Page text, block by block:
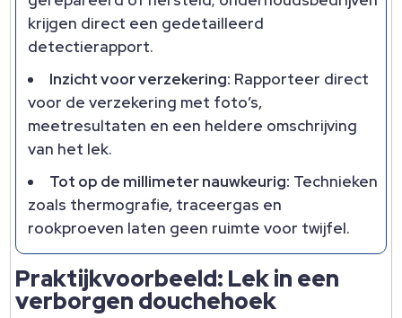
krijgen direct een gedetailleerd
detectierapport.
Inzicht voor verzekering: Rapporteer direct
voor de verzekering met foto’s,
meetresultaten en een heldere omschrijving
van het lek.
Tot op de millimeter nauwkeurig: Technieken
zoals thermografie, traceergas en
rookproeven laten geen ruimte voor twijfel.
Praktijkvoorbeeld: Lek in een
verborgen douchehoek